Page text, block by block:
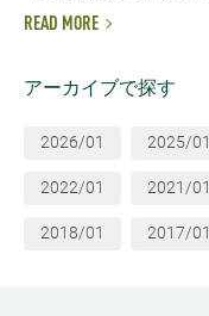
READ MORE
アーカイブで探す
2026/01 2025/01
2022/01 2021/01
2018/01 2017/01